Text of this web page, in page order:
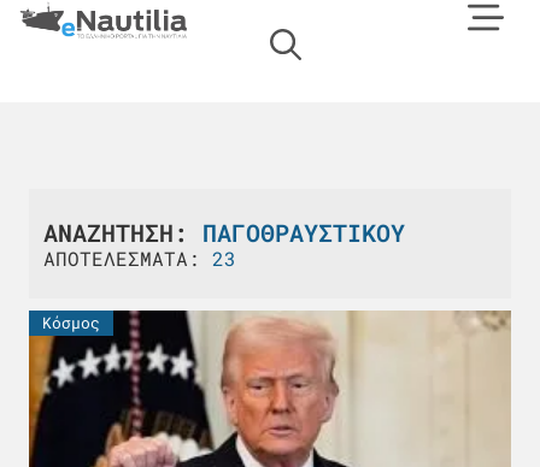
ΑΝΑΖΗΤΗΣΗ: ΠΑΓΟΘΡΑΥΣΤΙΚΟΎ
ΑΠΟΤΕΛΕΣΜΑΤΑ: 23
Κόσμος